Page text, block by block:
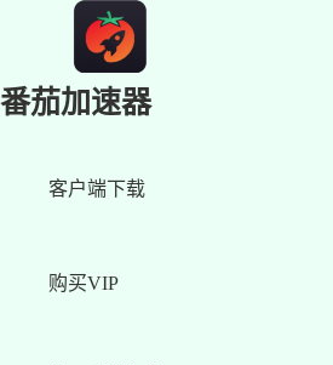
番茄加速器
客户端下载
购买VIP